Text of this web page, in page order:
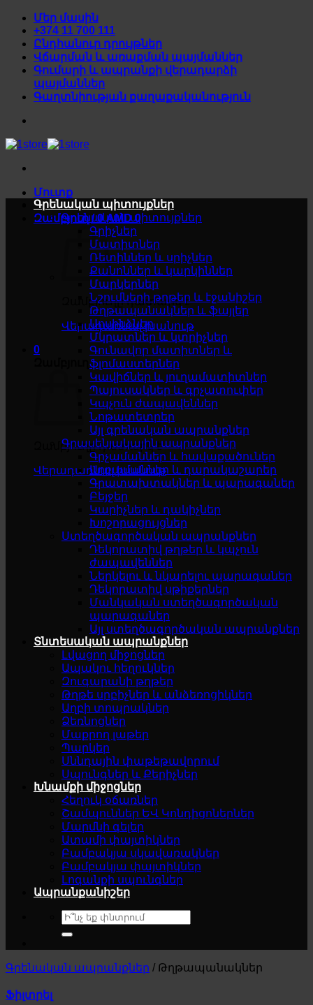
Skip
content
Մեր մասին
+374 11 700 111
Ընդհանուր դրույթներ
Վճարման և առաքման պայմաններ
Գումարի և ապրանքի վերադարձի
պայմաններ
Գաղտնիության քաղաքականություն
Մուտք
Զամբյուղ /0AMD 0
Զամբյուղը դատարկ է
Վերադառնալ խանութ
0
Զամբյուղը դատարկ է
Վերադառնալ խանութ
Գրենական պիտույքներ
Գրենական պիտույքներ
Գրիչներ
Մատիտներ
Ռետիններ և սրիչներ
Քանոններ և կարկիններ
Մարկերներ
Նշումների թղթեր և էջանիշեր
Թղթապանակներ և ֆայլեր
Սոսինձներ
Մկրատներ և կտրիչներ
Գունավոր մատիտներ և
ֆլոմաստերներ
Կավիճներ և յուղամատիտներ
Պայուսակներ և գրչատուփեր
Կպչուն ժապավեններ
Նոթատետրեր
Այլ գրենական ապրանքներ
Գրասենյակային ապրանքներ
Գրչամաններ և հավաքածուներ
Աղբամաններ և դարակաշարեր
Գրատախտակներ և պարագաներ
Բեյջեր
Կարիչներ և դակիչներ
Խոշորացույցներ
Ստեղծագործական ապրանքներ
Դեկորատիվ թղթեր և կպչուն
ժապավեններ
Ներկելու և նկարելու պարագաներ
Դեկորատիվ սթիքերներ
Մանկական ստեղծագործական
պարագաներ
Այլ ստեղծագործական ապրանքներ
Տնտեսական ապրանքներ
Լվացող միջոցներ
Ապակու հեղուկներ
Զուգարանի թղթեր
Թղթե սրբիչներ և անձեռոցիկներ
Աղբի տոպրակներ
Ձեռնոցներ
Մաքրող լաթեր
Պարկեր
Սննդային փաթեթավորում
Սպունգներ և Քերիչներ
Խնամքի միջոցներ
Հեղուկ օճառներ
Շամպուններ ԵՎ Կոնդիցոներներ
Մարմնի գելեր
Ատամի փայտիկներ
Բամբակյա սկավառակներ
Բամբակյա փայտիկներ
Լոգանքի սպունգներ
Ապրանքանիշեր
Search
for:
Գրենական ապրանքներ / Թղթապանակներ
Ֆիլտրել